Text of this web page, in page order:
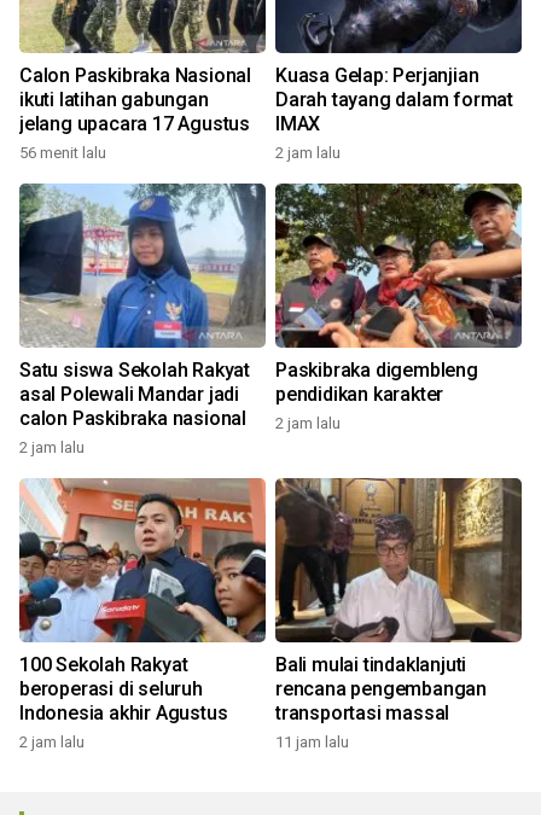
Calon Paskibraka Nasional
ikuti latihan gabungan
jelang upacara 17 Agustus
56 menit lalu
Kuasa Gelap: Perjanjian
Darah tayang dalam format
IMAX
2 jam lalu
Satu siswa Sekolah Rakyat
asal Polewali Mandar jadi
calon Paskibraka nasional
2 jam lalu
Paskibraka digembleng
pendidikan karakter
2 jam lalu
100 Sekolah Rakyat
beroperasi di seluruh
Indonesia akhir Agustus
2 jam lalu
Bali mulai tindaklanjuti
rencana pengembangan
transportasi massal
11 jam lalu